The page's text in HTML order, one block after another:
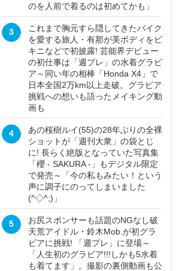
のを人前で着るのは初めてかも」
3
これまで胸元すら隠してきたバイク
を愛する旅人・有那が美ボディをビ
キニなどで初披露! 芸能界デビュー
の初仕事は「週プレ」の水着グラビ
ア～同い年の相棒「Honda X4」で
日本全国2万km以上走破。グラビア
挑戦への想いも語ったメイキング動
画も
4
あの桜樹ルイ(55)の28年ぶりの全裸
ショットが「週刊大衆」の袋とじ
に! 長らく絶版となっていた写真集
「櫻 - SAKURA -」もデジタル限定
で発売～「今の私もみたい！という
声に調子にのってしまいました
(^◇^;)」
5
お尻スポンサーも話題のNGなし破
天荒アイドル・鈴木Mob.が初グラ
ビアに挑戦! 「週プレ」に登場～
「人生初のグラビア!!!しかも5水着
も着てます」。撮影の裏側動画も公